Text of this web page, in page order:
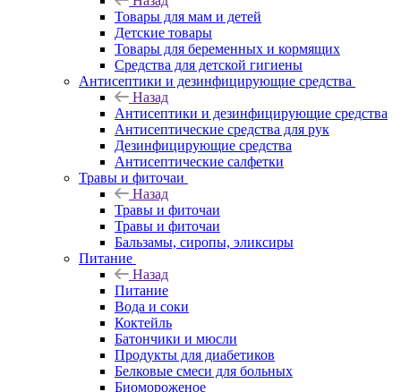
Товары для мам и детей
Детские товары
Товары для беременных и кормящих
Средства для детской гигиены
Антисептики и дезинфицирующие средства
Назад
Антисептики и дезинфицирующие средства
Антисептические средства для рук
Дезинфицирующие средства
Антисептические салфетки
Травы и фиточаи
Назад
Травы и фиточаи
Травы и фиточаи
Бальзамы, сиропы, эликсиры
Питание
Назад
Питание
Вода и соки
Коктейль
Батончики и мюсли
Продукты для диабетиков
Белковые смеси для больных
Биомороженое